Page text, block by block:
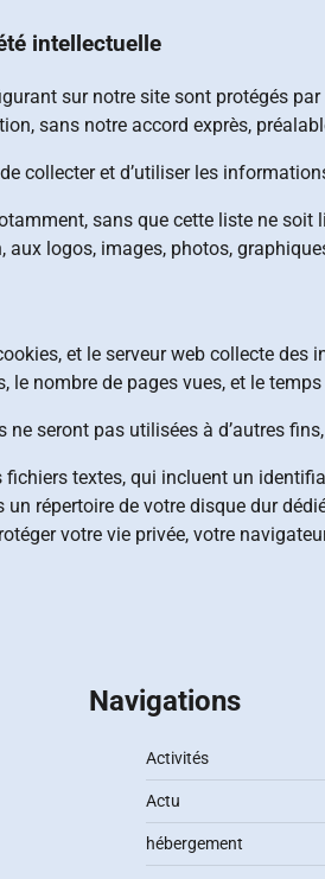
intellectuelle
sur notre site sont protégés
sans notre accord exprès,
collecter et d’utiliser les
sans que cette liste ne
aux logos, images, photos,
et le serveur web collecte
le nombre de pages vues, et le
seront pas utilisées à d’autres
textes, qui incluent un
un répertoire de votre disque dur
votre vie privée, votre
Navigations
Activités
Actu
hébergement